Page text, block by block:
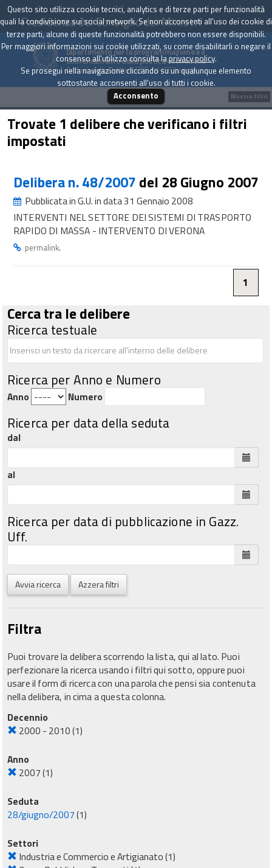
Presidenza del Consiglio dei Ministri
Dipartimento per la programmazione e il
coordinamento della politica economica
Archivio delle Delibere CIPE dal 1967 a oggi
Trovate 1 delibere che verificano i filtri
impostati
Delibera n. 48/2007 del 28 Giugno 2007
Pubblicata in G.U. in data 31 Gennaio 2008
INTERVENTI NEL SETTORE DEI SISTEMI DI TRASPORTO
RAPIDO DI MASSA - INTERVENTO DI VERONA
permalink.
1
Cerca tra le delibere
Ricerca testuale
Ricerca per Anno e Numero
Anno Numero
Ricerca per data della seduta
dal
al
Ricerca per data di pubblicazione in Gazz.
Uff.
Avvia ricerca Azzera filtri
Filtra
Puoi trovare la delibera scorrendo la lista, qui al lato. Puoi
perfezionare la ricerca usando i filtri qui sotto, oppure puoi
usare il form di ricerca con una parola che pensi sia contenuta
nella delibera, in cima a questa colonna.
Decennio
2000 - 2010(1)
Anno
2007(1)
Seduta
28/giugno/2007(1)
Settori
Industria e Commercio e Artigianato(1)
Mostra filtri
Questo sito utilizza cookie tecnici, analytics e di terze parti per funzionalità
quali la condivisione sui social network. Se non acconsenti all'uso dei cookie di
terze parti, alcune di queste funzionalità potrebbero non essere disponibili.
Per maggiori informazioni sui cookie utilizzati, su come disabilitarli o negare il
consenso all'utilizzo consulta laprivacy policy.
Se prosegui nella navigazione cliccando su un qualunque elemento
sottostante acconsenti all'uso di tutti i cookie.
Acconsento